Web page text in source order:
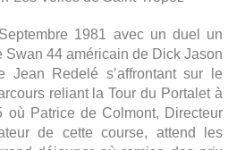
1981 avec un duel un
Swan 44 américain de Dick Jason
Redelé s’affrontant sur le
reliant la Tour du Portalet à
où Patrice de Colmont, Directeur
de cette course, attend les